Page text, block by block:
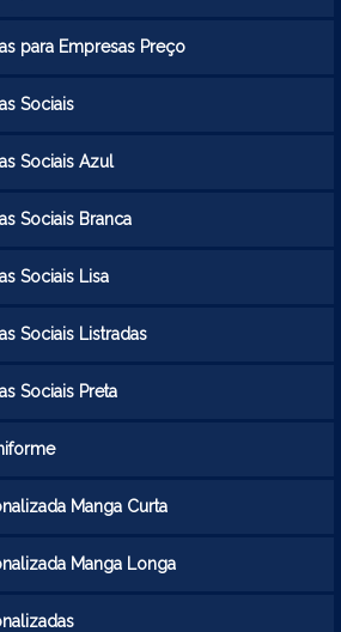
para Empresas Preço
Sociais
Sociais Azul
Sociais Branca
Sociais Lisa
Sociais Listradas
Sociais Preta
Manga Curta
Manga Longa